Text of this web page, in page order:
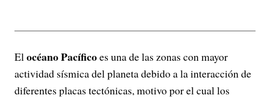
Elocéano Pacíficoes una de las zonas con mayor
actividad sísmica del planeta debido a la interacción de
diferentes placas tectónicas, motivo por el cual los